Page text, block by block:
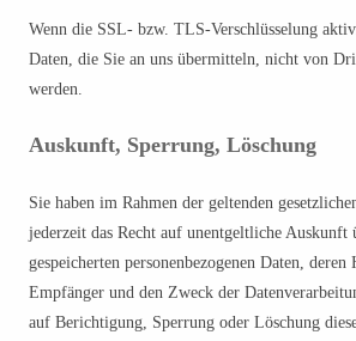
Wenn die SSL- bzw. TLS-Verschlüsselung
Daten, die Sie an uns übermitteln, nicht von
werden.
Auskunft, Sperrung, Löschung
Sie haben im Rahmen der geltenden
jederzeit das Recht auf unentgeltliche Auskunft
gespeicherten personenbezogenen Daten,
Empfänger und den Zweck der
auf Berichtigung, Sperrung oder Löschung